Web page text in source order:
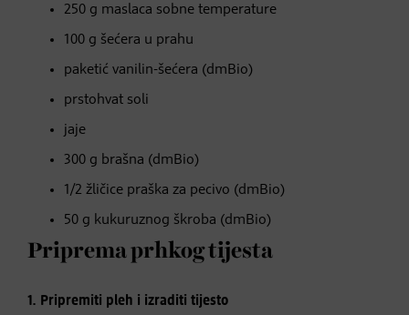
250 g maslaca sobne temperature
100 g šećera u prahu
paketić vanilin-šećera (dmBio)
prstohvat soli
jaje
300 g brašna (dmBio)
1/2 žličice praška za pecivo (dmBio)
50 g kukuruznog škroba (dmBio)
Priprema prhkog tijesta
1. Pripremiti pleh i izraditi tijesto